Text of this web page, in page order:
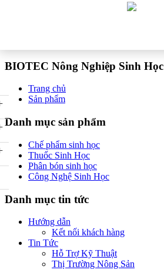
BIOTEC Nông Nghiệp Sinh
Trang chủ
Sản phẩm
Danh mục sản phẩm
Chế phẩm sinh học
Thuốc Sinh Học
Phân bón sinh học
Công Nghệ Sinh Học
Danh mục tin tức
Hướng dẫn
Kết nối khách hàng
Tin Tức
Hỗ Trợ Kỹ Thuật
Thị Trường Nông Sản